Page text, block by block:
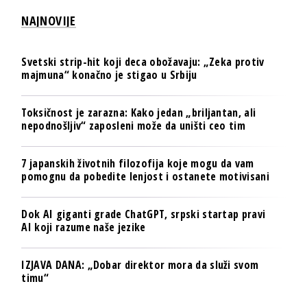
NAJNOVIJE
Svetski strip-hit koji deca obožavaju: „Zeka protiv
majmuna“ konačno je stigao u Srbiju
Toksičnost je zarazna: Kako jedan „briljantan, ali
nepodnošljiv“ zaposleni može da uništi ceo tim
7 japanskih životnih filozofija koje mogu da vam
pomognu da pobedite lenjost i ostanete motivisani
Dok AI giganti grade ChatGPT, srpski startap pravi
AI koji razume naše jezike
IZJAVA DANA: „Dobar direktor mora da služi svom
timu“